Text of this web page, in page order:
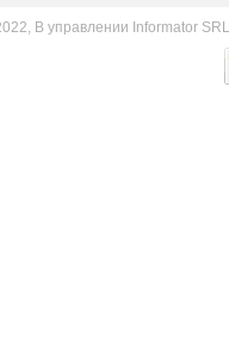
В управлении Informator SRL